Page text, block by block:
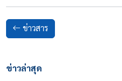
ข่าวสาร
ข่าวล่าสุด